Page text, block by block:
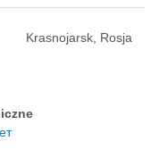
Krasnojarsk, Rosja